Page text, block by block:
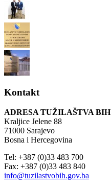
Kontakt
ADRESA TUŽILAŠTVA BIH
Kraljice Jelene 88
71000 Sarajevo
Bosna i Hercegovina
Tel: +387 (0)33 483 700
Fax: +387 (0)33 483 840
info@tuzilastvobih.gov.ba